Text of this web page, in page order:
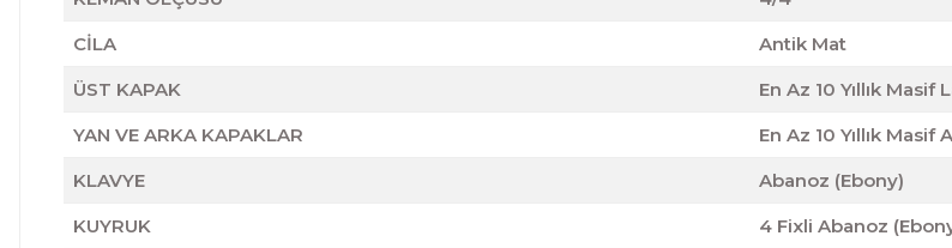
CİLA
Antik Mat
ÜST KAPAK
En Az 10 Yıllık Masif
YAN VE ARKA KAPAKLAR
En Az 10 Yıllık Masif
KLAVYE
Abanoz (Ebony)
KUYRUK
4 Fixli Abanoz